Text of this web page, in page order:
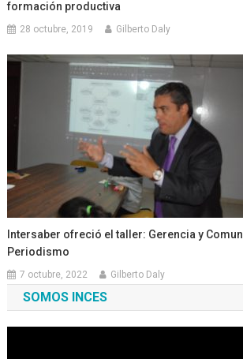
formación productiva
28 octubre, 2019 Gilberto Daly
Intersaber ofreció el taller: Gerencia y
Periodismo
7 octubre, 2022 Gilberto Daly
SOMOS INCES